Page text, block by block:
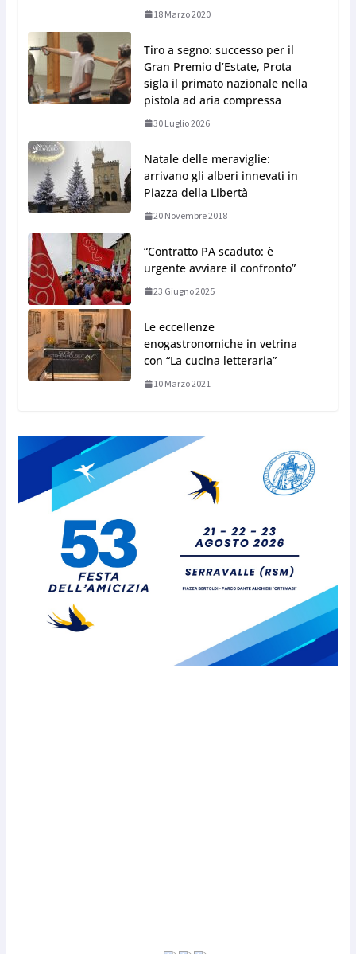
18 Marzo 2020
Tiro a segno: successo per il
Gran Premio d’Estate, Prota
sigla il primato nazionale nella
pistola ad aria compressa
30 Luglio 2026
Natale delle meraviglie:
arrivano gli alberi innevati in
Piazza della Libertà
20 Novembre 2018
“Contratto PA scaduto: è
urgente avviare il confronto”
23 Giugno 2025
Le eccellenze
enogastronomiche in vetrina
con “La cucina letteraria”
10 Marzo 2021